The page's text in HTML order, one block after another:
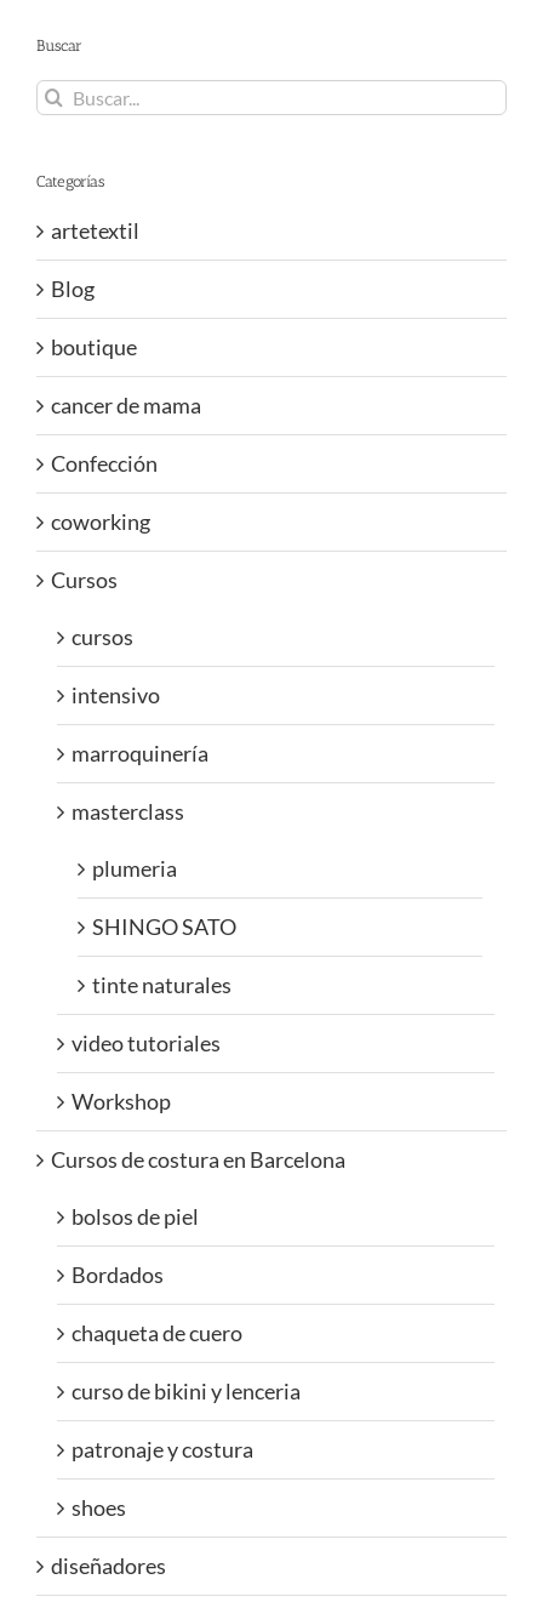
Buscar
Buscar:
Categorías
artetextil
Blog
boutique
cancer de mama
Confección
coworking
Cursos
cursos
intensivo
marroquinería
masterclass
plumeria
SHINGO SATO
tinte naturales
video tutoriales
Workshop
Cursos de costura en Barcelona
bolsos de piel
Bordados
chaqueta de cuero
curso de bikini y lenceria
patronaje y costura
shoes
diseñadores